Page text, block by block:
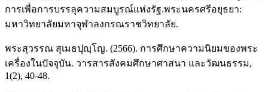
การเพื่อการบรรลุความสมบูรณ์แห่งรัฐ.พระนครศรีอยุธยา:
มหาวิทยาลัยมหาจุฬาลงกรณราชวิทยาลัย.
พระสุวรรณ สุเมธปุญฺโญ. (2566). การศึกษาความนิยมของพระ
เครื่องในปัจจุบัน. วารสารสังคมศึกษาศาสนา และวัฒนธรรม,
1(2), 40-48.